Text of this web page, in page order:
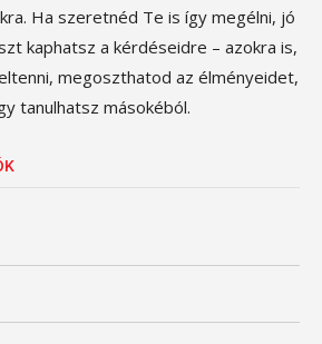
Ha szeretnéd Te is így megélni, jó
kaphatsz a kérdéseidre – azokra is,
megoszthatod az élményeidet,
tanulhatsz másokéból.